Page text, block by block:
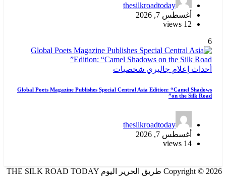
thesilkroadtoday
أغسطس 7, 2026
12 views
6
أحداث إعلام جاليري شخصيات
Global Poets Magazine Publishes Special Central Asia Edition: “Camel Shadows
on the Silk Road”
thesilkroadtoday
أغسطس 7, 2026
14 views
Copyright © 2026 طريق الحرير اليوم THE SILK ROAD TODAY